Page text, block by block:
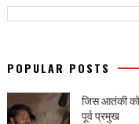
POPULAR POSTS
जिस आतंकी को
पूर्व प्रमुख